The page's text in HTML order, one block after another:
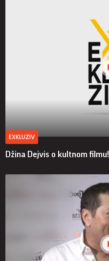
EXKLUZIV
Džina Dejvis o kultnom filmu!